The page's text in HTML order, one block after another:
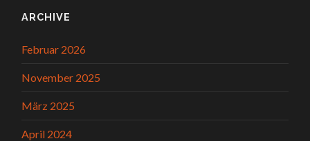
ARCHIVE
Februar 2026
November 2025
März 2025
April 2024